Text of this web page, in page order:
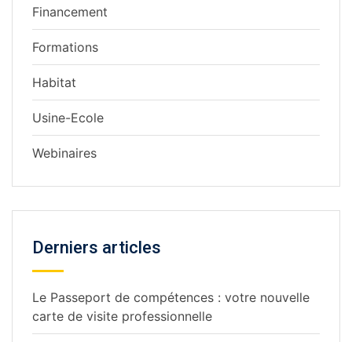
Financement
Formations
Habitat
Usine-Ecole
Webinaires
Derniers articles
Le Passeport de compétences : votre nouvelle
carte de visite professionnelle